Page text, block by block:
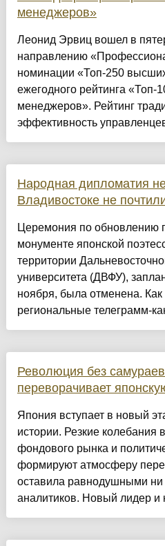
менеджеров»
Леонид Эрвиц вошел в
направлению
номинации «Топ-250
ежегодного рейтинга «Топ-
менеджеров». Рейтинг
эффективность
Народная дипломатия
Владивостоке не
Церемония по обновлению
монументе японской
территории
университета (ДВФУ),
ноября, была отменена.
региональные телеграмм-
Революция без
переворачивает
Япония вступает в новый
истории. Резкие колебания
фондового рынка и
формируют атмосферу
оставила равнодушными ни
аналитиков. Новый лидер и